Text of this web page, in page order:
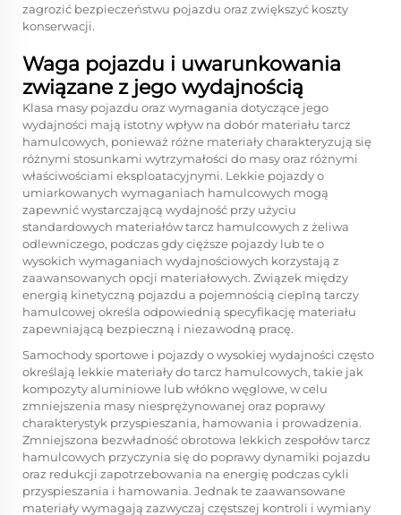
zagrozić bezpieczeństwu pojazdu oraz zwiększyć koszty
konserwacji.
Waga pojazdu i uwarunkowania
związane z jego wydajnością
Klasa masy pojazdu oraz wymagania dotyczące jego
wydajności mają istotny wpływ na dobór materiału tarcz
hamulcowych, ponieważ różne materiały charakteryzują się
różnymi stosunkami wytrzymałości do masy oraz różnymi
właściwościami eksploatacyjnymi. Lekkie pojazdy o
umiarkowanych wymaganiach hamulcowych mogą
zapewnić wystarczającą wydajność przy użyciu
standardowych materiałów tarcz hamulcowych z żeliwa
odlewniczego, podczas gdy cięższe pojazdy lub te o
wysokich wymaganiach wydajnościowych korzystają z
zaawansowanych opcji materiałowych. Związek między
energią kinetyczną pojazdu a pojemnością cieplną tarczy
hamulcowej określa odpowiednią specyfikację materiału
zapewniającą bezpieczną i niezawodną pracę.
Samochody sportowe i pojazdy o wysokiej wydajności często
określają lekkie materiały do tarcz hamulcowych, takie jak
kompozyty aluminiowe lub włókno węglowe, w celu
zmniejszenia masy niesprężynowanej oraz poprawy
charakterystyk przyspieszania, hamowania i prowadzenia.
Zmniejszona bezwładność obrotowa lekkich zespołów tarcz
hamulcowych przyczynia się do poprawy dynamiki pojazdu
oraz redukcji zapotrzebowania na energię podczas cykli
przyspieszania i hamowania. Jednak te zaawansowane
materiały wymagają zazwyczaj częstszej kontroli i wymiany